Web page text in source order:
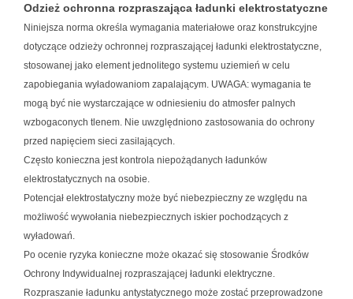
Odzież ochronna rozpraszająca ładunki elektrostatyczne
Niniejsza norma określa wymagania materiałowe oraz konstrukcyjne
dotyczące odzieży ochronnej rozpraszającej ładunki elektrostatyczne,
stosowanej jako element jednolitego systemu uziemień w celu
zapobiegania wyładowaniom zapalającym. UWAGA: wymagania te
mogą być nie wystarczające w odniesieniu do atmosfer palnych
wzbogaconych tlenem. Nie uwzględniono zastosowania do ochrony
przed napięciem sieci zasilających.
Często konieczna jest kontrola niepożądanych ładunków
elektrostatycznych na osobie.
Potencjał elektrostatyczny może być niebezpieczny ze względu na
możliwość wywołania niebezpiecznych iskier pochodzących z
wyładowań.
Po ocenie ryzyka konieczne może okazać się stosowanie Środków
Ochrony Indywidualnej rozpraszającej ładunki elektryczne.
Rozpraszanie ładunku antystatycznego może zostać przeprowadzone